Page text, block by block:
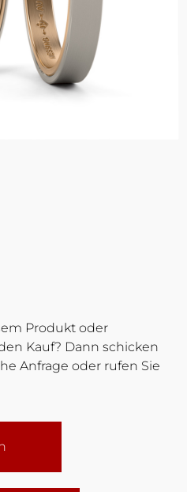
Produkt oder
Kauf? Dann schicken
Anfrage oder rufen Sie